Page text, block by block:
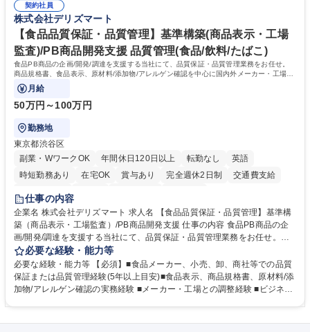
でも質問・相談できる環境が整っているため、安心して成長できます。 募
集職種 【森ビルG】人事・総務◆賞与5ヶ月◆年休120日◆残業少なめ◆
リモート可
務に挑戦できるため、自身の成長と組織への貢献度をダイレクトに実感で
きます。 残業少なめ、週1日リモート可など、ワークライフバランスを保
ち長期活躍できる環境です。 「これまでの幅広い経験を活かし、長期的な
キャリアを築きたい」という前向きな意欲と挑戦を全力で応援します。 学
歴・資格 学歴：大学院 大学 高専 短大 専修学校 高校 語学力： 資格：日商
簿記検定1級 日商簿記検定2級 日商簿記検定3級
契約社員
株式会社デリズマート
【食品品質保証・品質管理】基準構築(商品表示・工場
監査)/PB商品開発支援 品質管理(食品/飲料/たばこ)
食品PB商品の企画/開発/調達を支援する当社にて、品質保証・品質管理業務をお任せ。
商品規格書、食品表示、原材料/添加物/アレルゲン確認を中心に国内外メーカー・工場の
品質基準整備から発売後対応まで担います。
月給
50万円～100万円
勤務地
東京都渋谷区
副業・WワークOK
年間休日120日以上 転勤なし
英語
時短勤務あり
在宅OK 賞与あり 完全週休2日制
交通費支給
駅近5分以内
仕事の内容
企業名 株式会社デリズマート 求人名 【食品品質保証・品質管理】基準構
築（商品表示・工場監査）/PB商品開発支援 仕事の内容 食品PB商品の企
画/開発/調達を支援する当社にて、品質保証・品質管理業務をお任せ。商
品規格書、食品表示、原材料/添加物/アレルゲン確認を中心に国内外メー
カー・工場の品質基準整備から発売後対応まで担います。 【詳細】 ■商品
規格書、一括表示、栄養成分、原材料・添加物・アレルゲンの確認 ■メー
カーへの修正指示・承認管理 ■国内外工場の監査、製造立会い、改善指導
企業への品質報告・問い合わせ対応 ■商品開発、物流、営業との連携 ※業
必要な経験・能力等
必要な経験・能力等 【必須】■食品メーカー、小売、卸、商社等での品質
保証または品質管理経験(5年以上目安)■食品表示、商品規格書、原材料/添
加物/アレルゲン確認の実務経験 ■メーカー・工場との調整経験 ■ビジネス